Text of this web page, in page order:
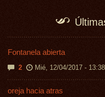
Fontanela abierta
2 Mié, 12/04/2017 - 13:38
oreja hacia atras